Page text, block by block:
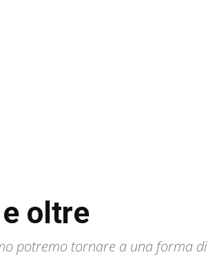
oltre
potremo tornare a una forma di